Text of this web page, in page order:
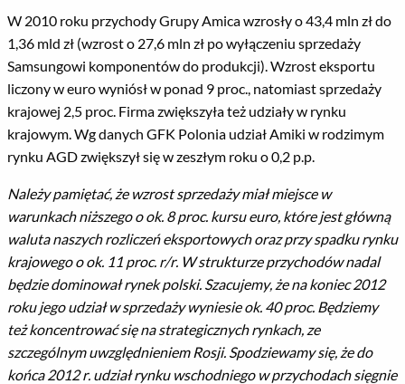
W 2010 roku przychody Grupy Amica wzrosły o 43,4 mln zł do
1,36 mld zł (wzrost o 27,6 mln zł po wyłączeniu sprzedaży
Samsungowi komponentów do produkcji). Wzrost eksportu
liczony w euro wyniósł w ponad 9 proc., natomiast sprzedaży
krajowej 2,5 proc. Firma zwiększyła też udziały w rynku
krajowym. Wg danych GFK Polonia udział Amiki w rodzimym
rynku AGD zwiększył się w zeszłym roku o 0,2 p.p.
Należy pamiętać, że wzrost sprzedaży miał miejsce w
warunkach niższego o ok. 8 proc. kursu euro, które jest główną
waluta naszych rozliczeń eksportowych oraz przy spadku rynku
krajowego o ok. 11 proc. r/r. W strukturze przychodów nadal
będzie dominował rynek polski. Szacujemy, że na koniec 2012
roku jego udział w sprzedaży wyniesie ok. 40 proc. Będziemy
też koncentrować się na strategicznych rynkach, ze
szczególnym uwzględnieniem Rosji. Spodziewamy się, że do
końca 2012 r. udział rynku wschodniego w przychodach sięgnie